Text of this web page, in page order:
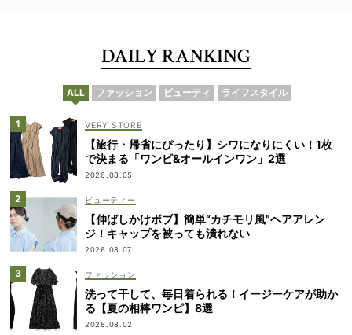
DAILY RANKING
ALL ファッション ビューティ ライフスタイル
VERY STORE
【旅行・帰省にぴったり】シワになりにくい！1枚
で決まる「ワンピ&オールインワン」2選
2026.08.05
ビューティー
【伸ばしかけボブ】簡単“カチモリ風”ヘアアレン
ジ！キャップを被っても潰れない
2026.08.07
ファッション
洗って干して、毎日着られる！イージーケアが助か
る【夏の相棒ワンピ】8選
2026.08.02